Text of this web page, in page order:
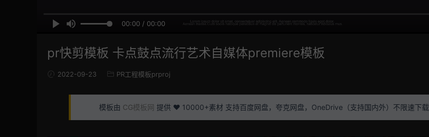
00:00 / 00:00
pr快剪模板 卡点鼓点流行艺术自媒体premiere模板
2022-09-23 PR工程模板prproj
模板由 CG模板网 提供 ❤️ 10000+素材 支持百度网盘，夸克网盘，OneDrive（支持国内外）不限速下载